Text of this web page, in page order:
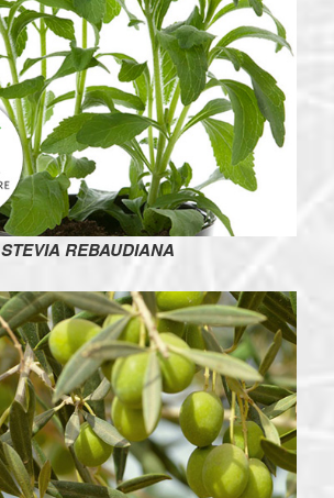
STEVIA REBAUDIANA